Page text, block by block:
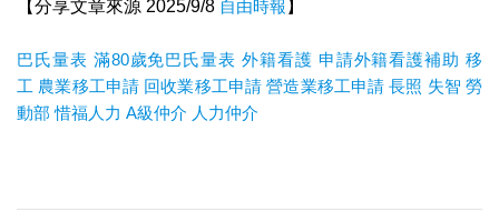
【分享文章來源 2025/9/8 自由時報 】
巴氏量表 滿80歲免巴氏量表 外籍看護 申請外籍看護補助 移
工 農業移工申請 回收業移工申請 營造業移工申請 長照 失智 勞
動部 惜福人力 A級仲介 人力仲介